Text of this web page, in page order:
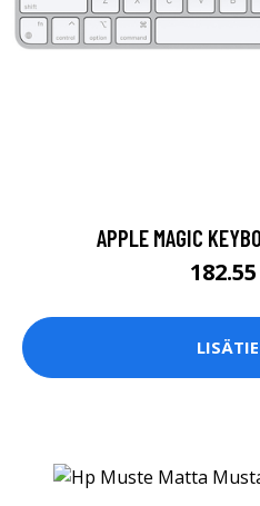
APPLE MAGIC